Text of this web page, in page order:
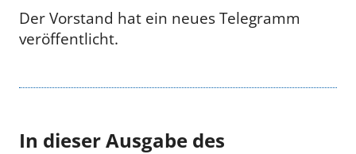
Der Vorstand hat ein neues Telegramm
veröffentlicht.
In dieser Ausgabe des